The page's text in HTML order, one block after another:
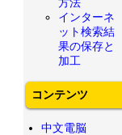
インターネ
ット検索結
果の保存と
加工
コンテンツ
中文電脳